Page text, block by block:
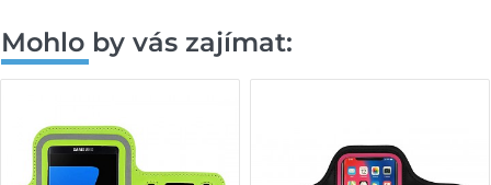
Mohlo by vás zajímat: